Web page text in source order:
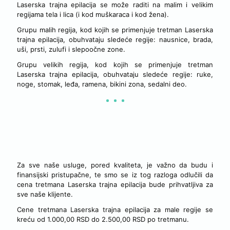
Laserska trajna epilacija se može raditi na malim i velikim
regijama tela i lica (i kod muškaraca i kod žena).
Grupu malih regija, kod kojih se primenjuje tretman Laserska
trajna epilacija, obuhvataju sledeće regije: nausnice, brada,
uši, prsti, zulufi i slepoočne zone.
Grupu velikih regija, kod kojih se primenjuje tretman
Laserska trajna epilacija, obuhvataju sledeće regije: ruke,
noge, stomak, leđa, ramena, bikini zona, sedalni deo.
Za sve naše usluge, pored kvaliteta, je važno da budu i
finansijski pristupačne, te smo se iz tog razloga odlučili da
cena tretmana Laserska trajna epilacija bude prihvatljiva za
sve naše klijente.
Cene tretmana Laserska trajna epilacija za male regije se
kreću od 1.000,00 RSD do 2.500,00 RSD po tretmanu.